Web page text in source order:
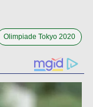
Olimpiade Tokyo 2020